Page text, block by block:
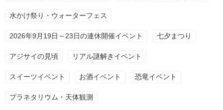
水かけ祭り・ウォーターフェス
2026年9月19日～23日の連休開催イベント 七夕まつり
アジサイの見頃 リアル謎解きイベント
スイーツイベント お酒イベント 恐竜イベント
プラネタリウム・天体観測